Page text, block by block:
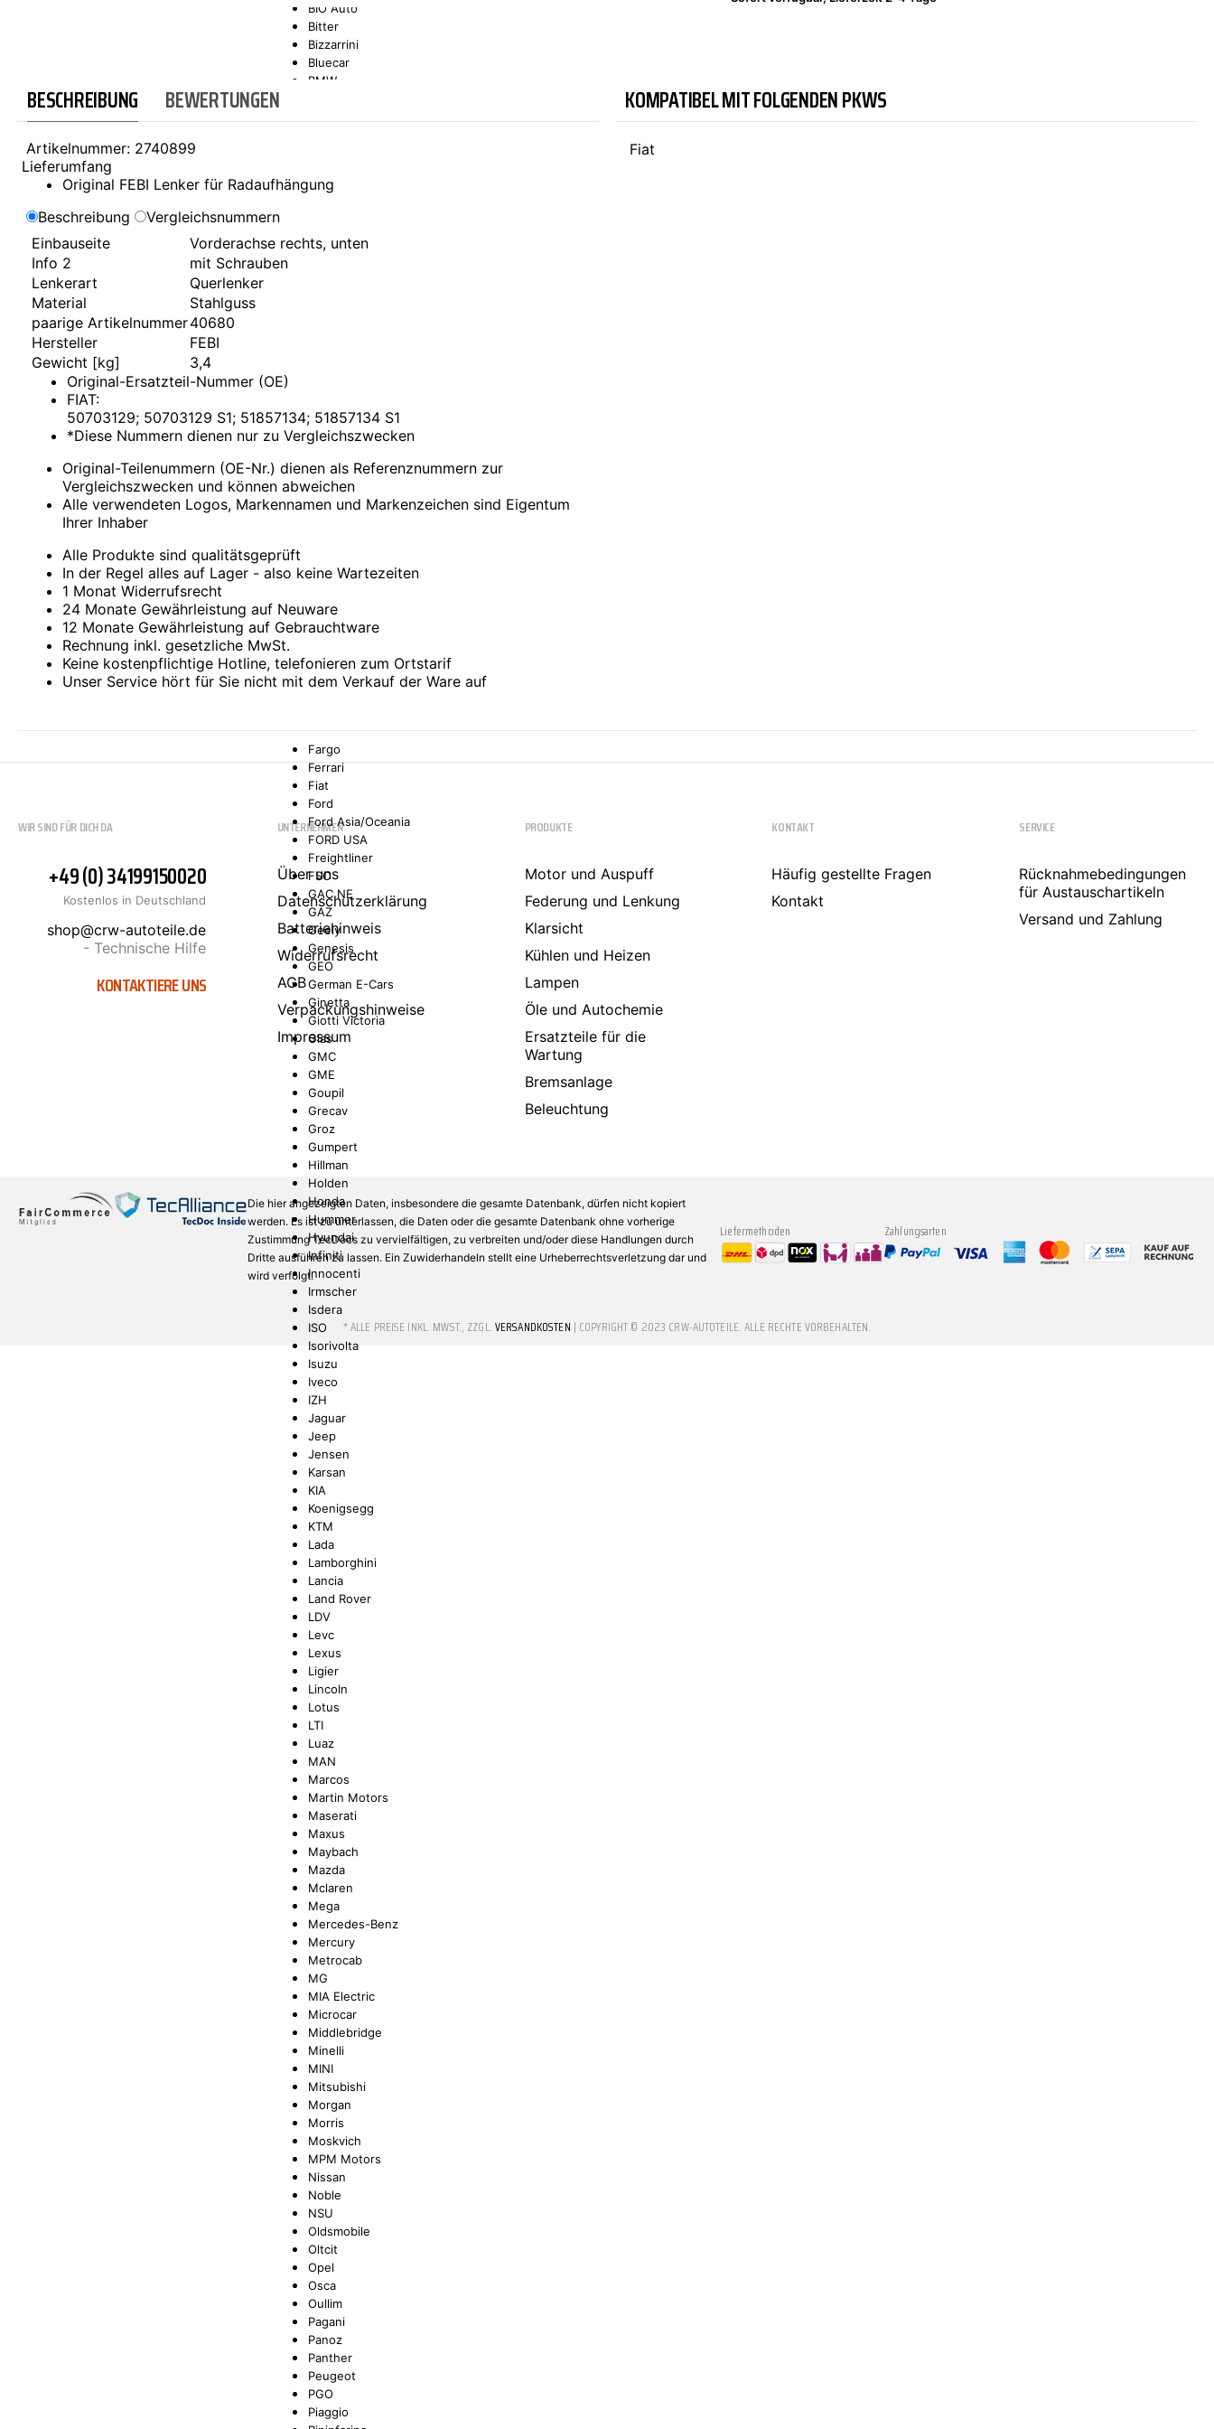
SONAX
BIO Auto
Bitter
Bizzarrini
Bluecar
BMW
Buick
Carbodies
Cupra
Dacia
Daewoo
DAF
Daihatsu
Daimler
De Tomaso
Dodge
Donkervoort
E.GO
Eagle
Elaris
Fargo
Ferrari
Fiat
Ford
Ford Asia/Oceania
FORD USA
Freightliner
FSO
GAC NE
GAZ
Geely
Genesis
GEO
German E-Cars
Ginetta
Giotti Victoria
Glas
GMC
GME
Goupil
Grecav
Groz
Gumpert
Hillman
Holden
Honda
Hummer
Hyundai
Infiniti
Innocenti
Irmscher
Isdera
ISO
Isorivolta
Isuzu
Iveco
IZH
Jaguar
Jeep
Jensen
Karsan
KIA
Koenigsegg
KTM
Lada
Lamborghini
Lancia
Land Rover
LDV
Levc
Lexus
Ligier
Lincoln
Lotus
LTI
Luaz
MAN
Marcos
Martin Motors
Maserati
Maxus
Maybach
Mazda
Mclaren
Mega
Mercedes-Benz
Mercury
Metrocab
MG
MIA Electric
Microcar
Middlebridge
Minelli
MINI
Mitsubishi
Morgan
Morris
Moskvich
MPM Motors
Nissan
Noble
NSU
Oldsmobile
Oltcit
Opel
Osca
Oullim
Pagani
Panoz
Panther
Peugeot
PGO
Piaggio
BESCHREIBUNG BEWERTUNGEN
Artikelnummer: 2740899
Lieferumfang
Original FEBI Lenker für Radaufhängung
Beschreibung
Vergleichsnummern
Einbauseite
Vorderachse rechts, unten
Info 2
mit Schrauben
Lenkerart
Querlenker
Material
Stahlguss
paarige Artikelnummer40680
Hersteller
FEBI
Gewicht [kg]
3,4
Original-Ersatzteil-Nummer (OE)
FIAT:
50703129; 50703129 S1; 51857134; 51857134 S1
*Diese Nummern dienen nur zu Vergleichszwecken
Original-Teilenummern (OE-Nr.) dienen als Referenznummern zur
Vergleichszwecken und können abweichen
Alle verwendeten Logos, Markennamen und Markenzeichen sind Eigentum
Ihrer Inhaber
Alle Produkte sind qualitätsgeprüft
In der Regel alles auf Lager - also keine Wartezeiten
1 Monat Widerrufsrecht
24 Monate Gewährleistung auf Neuware
12 Monate Gewährleistung auf Gebrauchtware
Rechnung inkl. gesetzliche MwSt.
Keine kostenpflichtige Hotline, telefonieren zum Ortstarif
Unser Service hört für Sie nicht mit dem Verkauf der Ware auf
KOMPATIBEL MIT FOLGENDEN PKWS
Fiat
WIR SIND FÜR DICH DA
+49 (0) 34199150020
Kostenlos in Deutschland
shop@crw-autoteile.de
- Technische Hilfe
KONTAKTIERE UNS
UNTERNEHMEN
Über uns
Datenschutzerklärung
Batteriehinweis
Widerrufsrecht
AGB
Verpackungshinweise
Impressum
PRODUKTE
Motor und Auspuff
Federung und Lenkung
Klarsicht
Kühlen und Heizen
Lampen
Öle und Autochemie
Ersatzteile für die
Wartung
Bremsanlage
Beleuchtung
KONTAKT
Häufig gestellte Fragen
Kontakt
SERVICE
Rücknahmebedingungen
für Austauschartikeln
Versand und Zahlung
Die hier angezeigten Daten, insbesondere die gesamte Datenbank, dürfen nicht kopiert
werden. Es ist zu unterlassen, die Daten oder die gesamte Datenbank ohne vorherige
Zustimmung TecDocs zu vervielfältigen, zu verbreiten und/oder diese Handlungen durch
Dritte ausführen zu lassen. Ein Zuwiderhandeln stellt eine Urheberrechtsverletzung dar und
wird verfolgt.
Liefermethoden Zahlungsarten
* ALLE PREISE INKL. MWST., ZZGL.VERSANDKOSTEN | COPYRIGHT © 2023 CRW-AUTOTEILE. ALLE RECHTE VORBEHALTEN.